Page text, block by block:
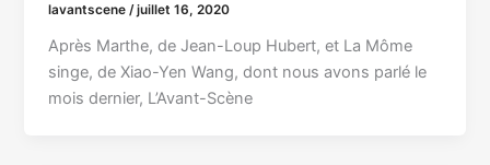
lavantscene /juillet 16, 2020
Après Marthe, de Jean-Loup Hubert, et La Môme
singe, de Xiao-Yen Wang, dont nous avons parlé le
mois dernier, L’Avant-Scène